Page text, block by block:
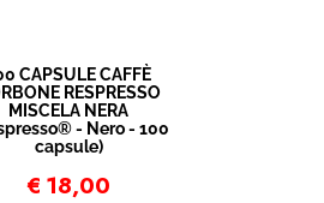
CAPSULE CAFFÈ
RESPRESSO
MISCELA NERA
- Nero - 100
capsule)
€ 18,00